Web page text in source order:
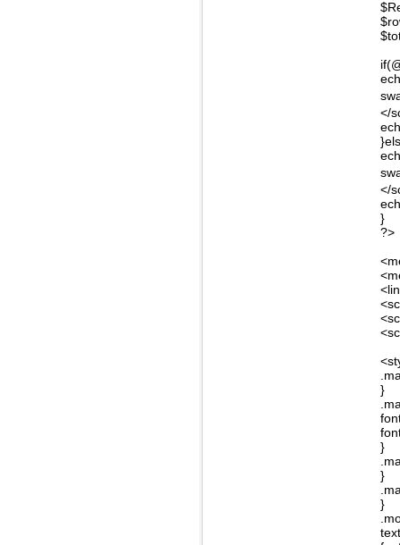
</
</
}
?>
}
}
}
}